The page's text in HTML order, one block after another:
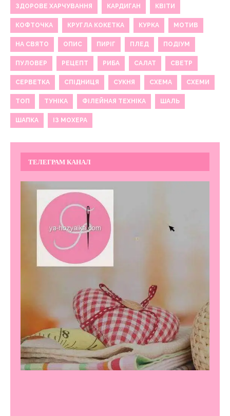
ЗДОРОВЕ ХАРЧУВАННЯ КАРДИГАН КВІТИ
КОФТОЧКА КРУГЛА КОКЕТКА КУРКА МОТИВ
НА СВЯТО ОПИС ПИРІГ ПЛЕД ПОДІУМ
ПУЛОВЕР РЕЦЕПТ РИБА САЛАТ СВЕТР
СЕРВЕТКА СПІДНИЦЯ СУКНЯ СХЕМА СХЕМИ
ТОП ТУНІКА ФІЛЕЙНАЯ ТЕХНІКА ШАЛЬ
ШАПКА ІЗ МОХЕРА
ТЕЛЕГРАМ КАНАЛ